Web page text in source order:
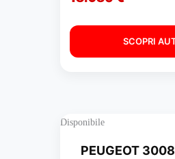
SCOPRI
Disponibile
PEUGEOT